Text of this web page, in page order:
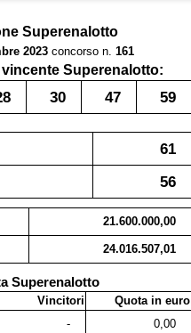
Superenalotto
2023 concorso n. 161
Superenalotto:
30 47 59
61
56
21.600.000,00
24.016.507,01
Superenalotto
Vincitori
Quota in euro
- 0,00